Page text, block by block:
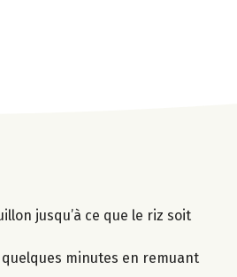
jusqu’à ce que le riz soit
minutes en remuant